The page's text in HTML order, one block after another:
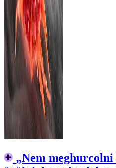
„Nem